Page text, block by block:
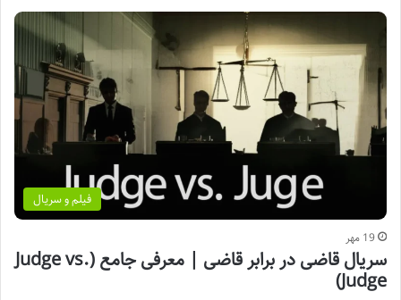
فیلم و سریال
19 مهر
سریال قاضی در برابر قاضی | معرفی جامع (Judge vs.
Judge)